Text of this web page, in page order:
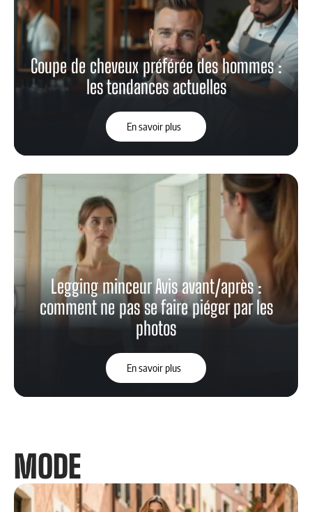
Coupe de cheveux préférée des hommes :
les tendances actuelles
En savoir plus
Legging minceur Avis avant/après :
comment ne pas se faire piéger par les
photos
En savoir plus
MODE